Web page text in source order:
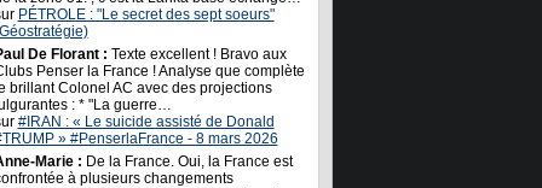
PÉTROLE : "Le secret des sept soeurs"
De Florant : Texte excellent ! Bravo aux
Penser la France ! Analyse que complète
brillant Colonel AC avec des projections
: * "La guerre…
#IRAN : « Le suicide assisté de Donald
» #PenserlaFrance - 8 mars 2026
Marie : De la France. Oui, la France est
à plusieurs changements